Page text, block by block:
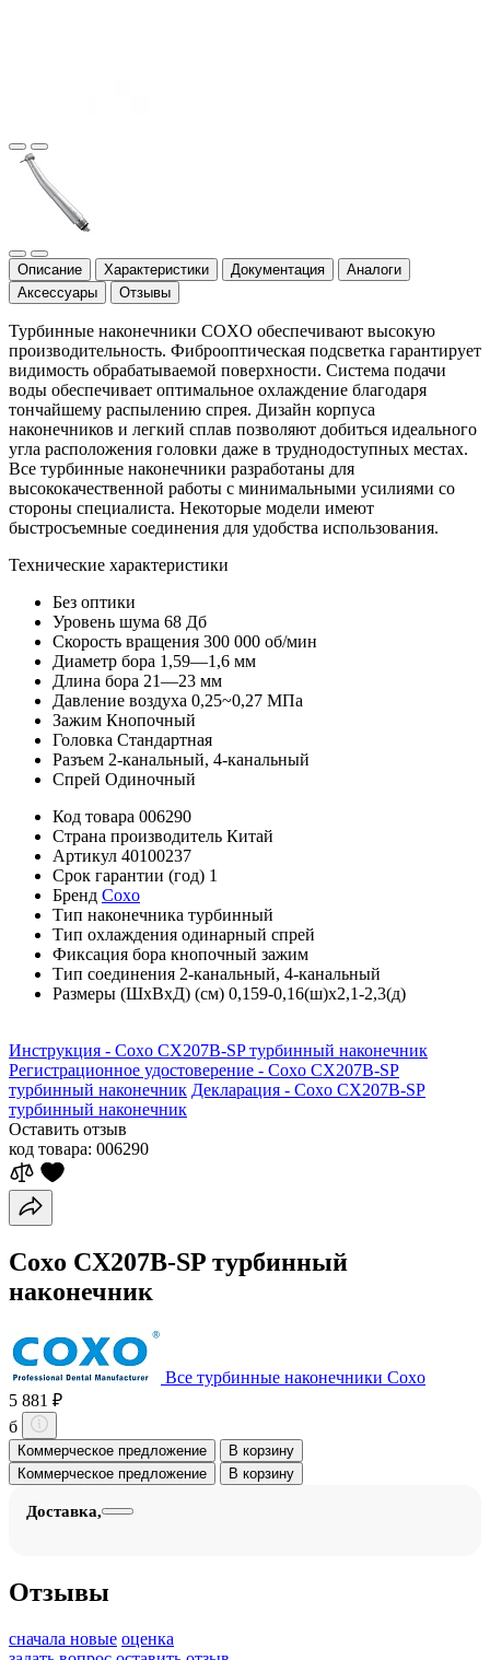
Описание Характеристики Документация
Аналоги
Аксессуары
Отзывы
Турбинные наконечники COXO обеспечивают высокую
производительность. Фиброоптическая подсветка гарантирует
видимость обрабатываемой поверхности. Система подачи
воды обеспечивает оптимальное охлаждение благодаря
тончайшему распылению спрея. Дизайн корпуса
наконечников и легкий сплав позволяют добиться идеального
угла расположения головки даже в труднодоступных местах.
Все турбинные наконечники разработаны для
высококачественной работы с минимальными усилиями со
стороны специалиста. Некоторые модели имеют
быстросъемные соединения для удобства использования.
Технические характеристики
Без оптики
Уровень шума 68 Дб
Скорость вращения 300 000 об/мин
Диаметр бора 1,59—1,6 мм
Длина бора 21—23 мм
Давление воздуха 0,25~0,27 МПа
Зажим Кнопочный
Головка Стандартная
Разъем 2-канальный, 4-канальный
Спрей Одиночный
Код товара 006290
Страна производитель Китай
Артикул 40100237
Срок гарантии (год) 1
Бренд Coxo
Тип наконечника турбинный
Тип охлаждения одинарный спрей
Фиксация бора кнопочный зажим
Тип соединения 2-канальный, 4-канальный
Размеры (ШхВхД) (см) 0,159-0,16(ш)х2,1-2,3(д)
Инструкция - Coxo CX207B-SP турбинный наконечник
Регистрационное удостоверение - Coxo CX207B-SP
турбинный наконечник Декларация - Coxo CX207B-SP
турбинный наконечник
Оставить отзыв
код товара: 006290
Coxo CX207B-SP турбинный
наконечник
Все турбинные наконечники Coxo
5 881 ₽
б
Коммерческое предложение
В корзину
Коммерческое предложение
В корзину
Доставка,
Отзывы
сначала новые оценка